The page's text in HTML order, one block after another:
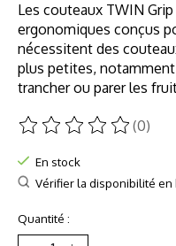
Les couteaux TWIN
ergonomiques conçus
nécessitent des
plus petites,
trancher ou parer les
Ce produit est évalué à
(0)
En stock
Vérifier la disponibilité en
Quantité :